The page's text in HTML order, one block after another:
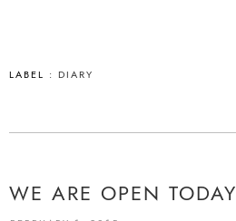
LABEL : DIARY
WE ARE OPEN TODAY